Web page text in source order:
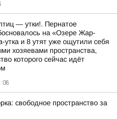
— утки!. Пернатое
на «Озере Жар-
утка и 8 утят уже ощутили себя
хозяевами пространства,
которого сейчас идёт
свободное пространство за